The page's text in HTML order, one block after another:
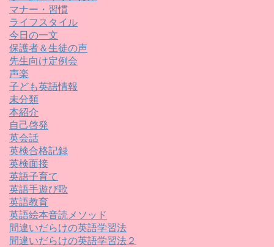
マナー・習慣
ライフスタイル
今日の一文
保護者＆生徒の声
先生向け定例会
声楽
子ども英語情報
未分類
本紹介
自己啓発
英会話
英検合格記録
英検面接
英語子育て
英語手遊び歌
英語教育
英語絵本音読メソッド
間違いだらけの英語学習法
間違いだらけの英語学習法２